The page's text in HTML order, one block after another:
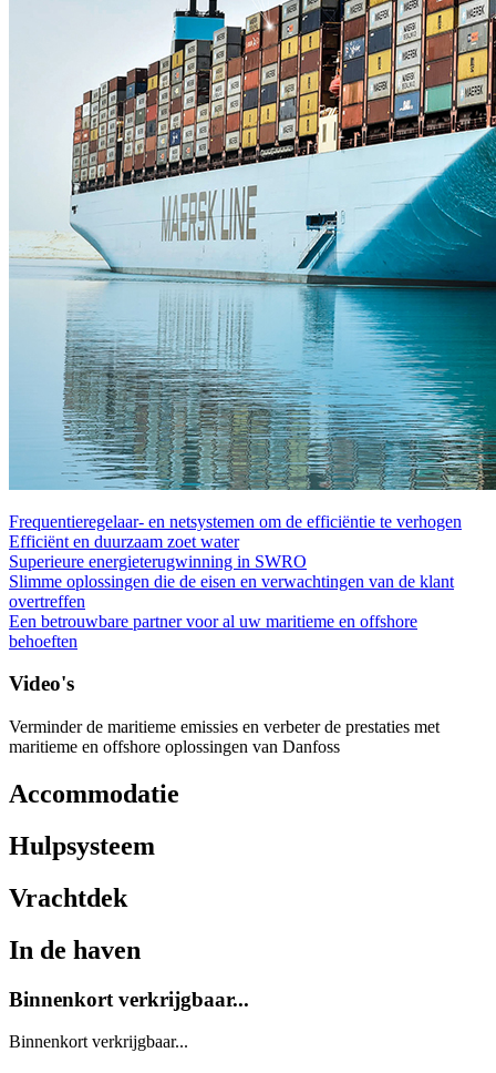
Frequentieregelaar- en netsystemen om de efficiëntie te verhogen
Efficiënt en duurzaam zoet water
Superieure energieterugwinning in SWRO
Slimme oplossingen die de eisen en verwachtingen van de klant
overtreffen
Een betrouwbare partner voor al uw maritieme en offshore
behoeften
Video's
Verminder de maritieme emissies en verbeter de prestaties met
maritieme en offshore oplossingen van Danfoss
Accommodatie
Hulpsysteem
Vrachtdek
In de haven
Binnenkort verkrijgbaar...
Binnenkort verkrijgbaar...